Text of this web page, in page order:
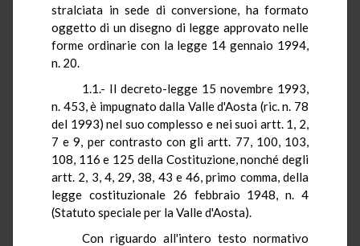
stralciata in sede di conversione, ha formato
oggetto di un disegno di legge approvato nelle
forme ordinarie con la legge 14 gennaio 1994,
n. 20.
1.1.- Il decreto-legge 15 novembre 1993,
n. 453, è impugnato dalla Valle d'Aosta (ric. n. 78
del 1993) nel suo complesso e nei suoi artt. 1, 2,
7 e 9, per contrasto con gli artt. 77, 100, 103,
108, 116 e 125 della Costituzione, nonché degli
artt. 2, 3, 4, 29, 38, 43 e 46, primo comma, della
legge costituzionale 26 febbraio 1948, n. 4
(Statuto speciale per la Valle d'Aosta).
Con riguardo all'intero testo normativo